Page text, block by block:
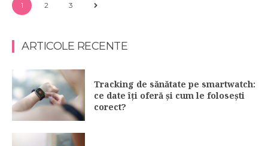
1 2 3
ARTICOLE RECENTE
Tracking de sănătate pe smartwatch:
ce date îți oferă și cum le folosești
corect?